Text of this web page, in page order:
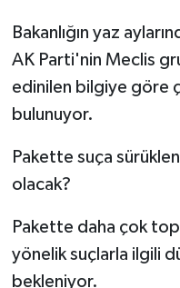
Bakanlığın yaz
AK Parti'nin Meclis
edinilen bilgiye göre
bulunuyor.
Pakette suça
olacak?
Pakette daha çok
yönelik suçlarla ilgili
bekleniyor.